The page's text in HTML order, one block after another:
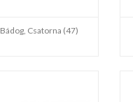
Bádog, Csatorna (47)